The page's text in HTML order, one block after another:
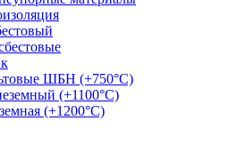
ШБН (+750°С)
(+1100°С)
(+1200°С)